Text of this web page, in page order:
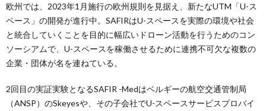
欧州では、2023年1月施行の欧州規則を見据え、新たなUTM「U-ス
ペース」の開発が進行中。SAFIRはU-スペースを実際の環境や社会
と統合していくことを目的に幅広いドローン活動を行うためのコン
ソーシアムで、U-スペースを稼働させるために連携不可欠な複数の
企業・団体が名を連ねている。
2回目の実証実験となるSAFIR -Medはベルギーの航空交通管制局
（ANSP）のSkeyesや、その子会社でU-スペースサービスプロバイ